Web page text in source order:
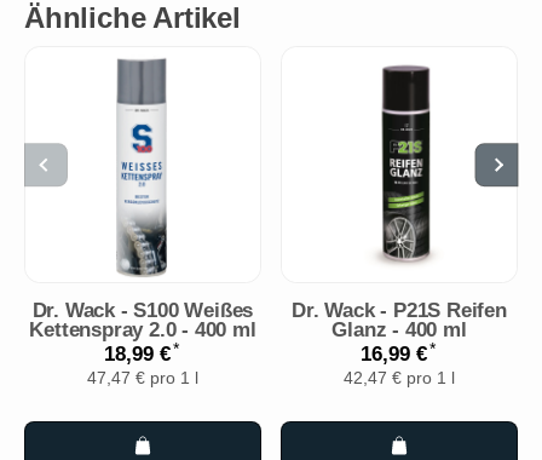
Ähnliche Artikel
Dr. Wack - S100 Weißes
Kettenspray 2.0 - 400 ml
18,99 €*
47,47 € pro 1 l
Dr. Wack - P21S Reifen
Glanz - 400 ml
16,99 €*
42,47 € pro 1 l